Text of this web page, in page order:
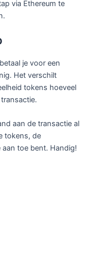
via Ethereum te
je voor een
Het verschilt
tokens hoeveel
aan de transactie al
tokens, de
aan toe bent. Handig!